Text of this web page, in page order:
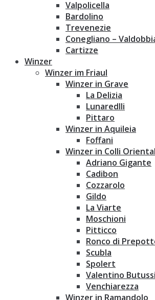
Valpolicella
Bardolino
Trevenezie
Conegliano –
Cartizze
Winzer
Winzer im Friaul
Winzer in Grave
La Delizia
Lunaredlli
Pittaro
Winzer in Aquileia
Foffani
Winzer in Colli
Adriano Gigante
Cadibon
Cozzarolo
Gildo
La Viarte
Moschioni
Pitticco
Ronco di
Scubla
Spolert
Valentino Butussi
Venchiarezza
Winzer in Ramandolo